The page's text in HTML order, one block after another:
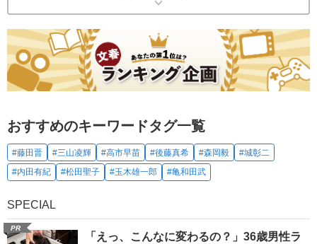
おすすめのキーワードタグ一覧
#藤田晋 #三山凌輝 #高市早苗 #後藤真希 #森岡毅
#城彰二
#内田有紀
#松田聖子 #玉木雄一郎 #亀和田武
SPECIAL
PR
「えっ、こんなに変わるの？」36歳男性ラ